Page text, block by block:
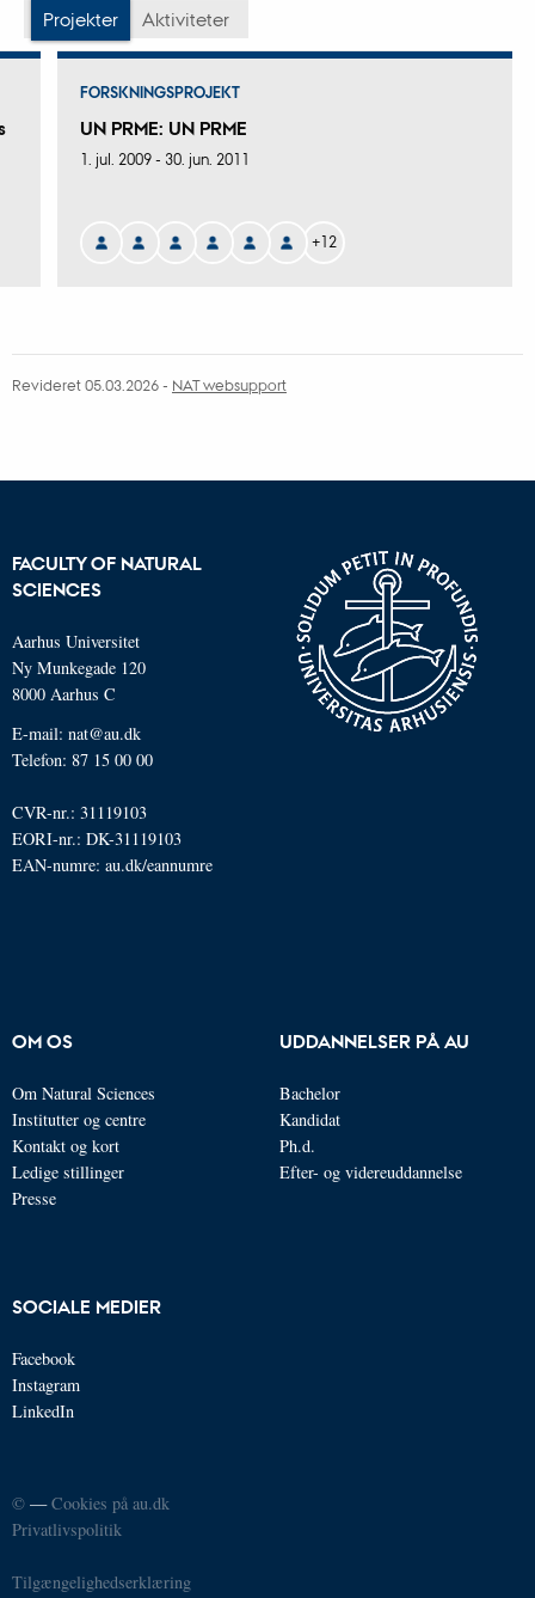
Projekter Aktiviteter
UN PRME: UN PRME
FORSKNINGSPROJEKT
1. jul. 2009 - 30. jun. 2011
+12
Revideret 05.03.2026- NAT websupport
FACULTY OF NATURAL
SCIENCES
Aarhus Universitet
Ny Munkegade 120
8000 Aarhus C
E-mail: nat@au.dk
Telefon: 87 15 00 00
CVR-nr.: 31119103
EORI-nr.: DK-31119103
EAN-numre: au.dk/eannumre
OM OS
Om Natural Sciences
Institutter og centre
Kontakt og kort
Ledige stillinger
Presse
UDDANNELSER PÅ AU
Bachelor
Kandidat
Ph.d.
Efter- og videreuddannelse
SOCIALE MEDIER
Facebook
Instagram
LinkedIn
© —Cookies på au.dk
Privatlivspolitik
Tilgængelighedserklæring